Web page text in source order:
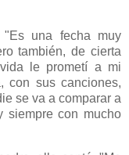
"Es una fecha muy
también, de cierta
le prometí a mi
con sus canciones,
se va a comparar a
con mucho